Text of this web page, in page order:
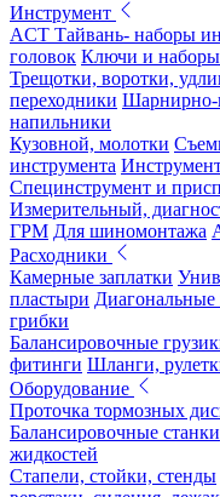
Инструмент
ACT Тайвань- наборы
головок Ключи и
Трещотки, воротки,
переходники Шарнирно-
напильники
Кузовной, молотки
инструмента
Специнструмент и
Измерительный,
ГРМ Для шиномонтажа
Расходники
Камерные заплатки
пластыри Диагональные
грибки
Балансировочные
фитинги Шланги,
Оборудование
Проточка тормозных
Балансировочные станки
жидкостей
Стапели, стойки, стенды